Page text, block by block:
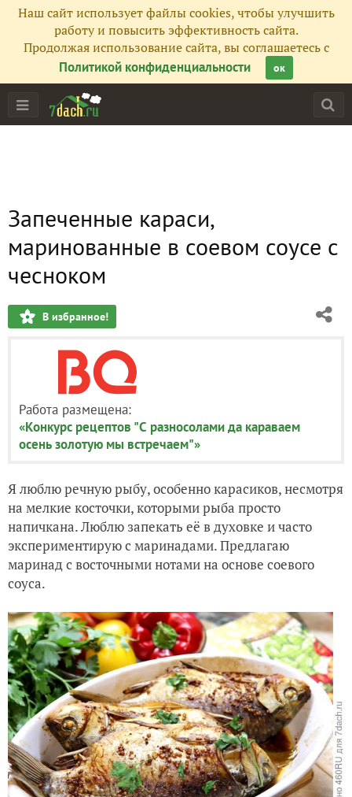
Наш сайт использует файлы cookies, чтобы улучшить
работу и повысить эффективность сайта.
Продолжая использование сайта, вы соглашаетесь с
Политикой конфиденциальности
ок
Запеченные караси,
маринованные в соевом соусе с
чесноком
В избранное!
Работа размещена:
«Конкурс рецептов "С разносолами да караваем
осень золотую мы встречаем"»
Я люблю речную рыбу, особенно карасиков, несмотря
на мелкие косточки, которыми рыба просто
напичкана. Люблю запекать её в духовке и часто
экспериментирую с маринадами. Предлагаю
маринад с восточными нотами на основе соевого
соуса.